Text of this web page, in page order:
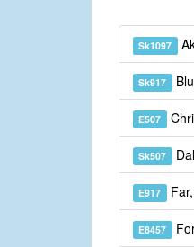
Sk1097
Sk917
E507
Sk507
E917 Far,
E8457